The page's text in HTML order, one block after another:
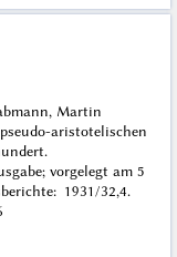
Martin
aristotelischen
vorgelegt am 5
1931/32,4.